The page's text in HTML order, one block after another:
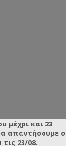
μέχρι και 23
απαντήσουμε
23/08.